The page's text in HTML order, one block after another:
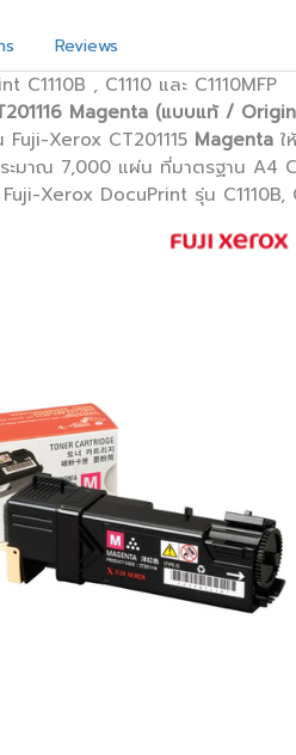
Reviews
, C1110 และ C1110MFP
Magenta(แบบแท้ /
Xerox CT201115 Magentaใ
าณ 7,000 แผ่น ที่มาตรฐาน A4
Xerox DocuPrint รุ่น C1110B,